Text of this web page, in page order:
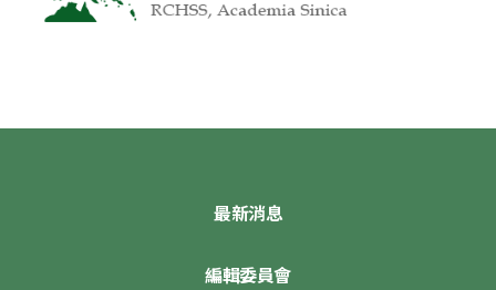
最新消息
編輯委員會